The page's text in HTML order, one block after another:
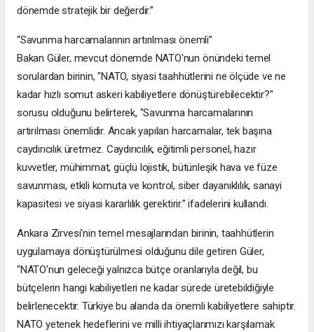
dönemde stratejik bir değerdir.”
“Savunma harcamalarının artırılması önemli”
Bakan Güler, mevcut dönemde NATO'nun önündeki temel
sorulardan birinin, "NATO, siyasi taahhütlerini ne ölçüde ve ne
kadar hızlı somut askeri kabiliyetlere dönüştürebilecektir?"
sorusu olduğunu belirterek, "Savunma harcamalarının
artırılması önemlidir. Ancak yapılan harcamalar, tek başına
caydırıcılık üretmez. Caydırıcılık, eğitimli personel, hazır
kuvvetler, mühimmat, güçlü lojistik, bütünleşik hava ve füze
savunması, etkili komuta ve kontrol, siber dayanıklılık, sanayi
kapasitesi ve siyasi kararlılık gerektirir." ifadelerini kullandı.
Ankara Zirvesi'nin temel mesajlarından birinin, taahhütlerin
uygulamaya dönüştürülmesi olduğunu dile getiren Güler,
"NATO'nun geleceği yalnızca bütçe oranlarıyla değil, bu
bütçelerin hangi kabiliyetleri ne kadar sürede üretebildiğiyle
belirlenecektir. Türkiye bu alanda da önemli kabiliyetlere sahiptir.
NATO yetenek hedeflerini ve milli ihtiyaçlarımızı karşılamak